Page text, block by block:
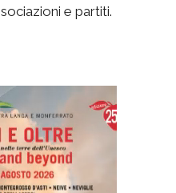
e partiti.